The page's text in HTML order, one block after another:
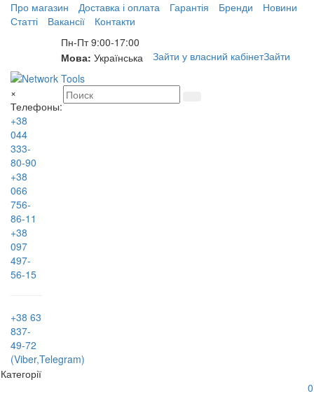
Про магазин Доставка і оплата Гарантія Бренди
Новини
Статті
Вакансії
Контакти
Пн-Пт 9:00-17:00
Мова: Українська Зайти у власний кабінетЗайти
×
Телефоны:
+38
044
333-
80-90
+38
066
756-
86-11
+38
097
497-
56-15
+38 63
837-
49-72
(Viber,Telegram)
Категорії
0